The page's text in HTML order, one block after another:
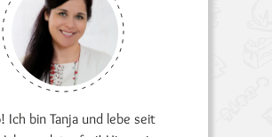
Ich bin Tanja und lebe seit